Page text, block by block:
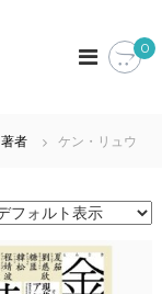
0
著者 ケン・リュウ